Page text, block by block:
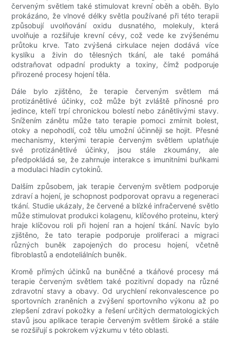
červeným světlem také stimulovat krevní oběh a oběh. Bylo
prokázáno, že vlnové délky světla používané při této terapii
způsobují uvolňování oxidu dusnatého, molekuly, která
uvolňuje a rozšiřuje krevní cévy, což vede ke zvýšenému
průtoku krve. Tato zvýšená cirkulace nejen dodává více
kyslíku a živin do tělesných tkání, ale také pomáhá
odstraňovat odpadní produkty a toxiny, čímž podporuje
přirozené procesy hojení těla.
Dále bylo zjištěno, že terapie červeným světlem má
protizánětlivé účinky, což může být zvláště přínosné pro
jedince, kteří trpí chronickou bolestí nebo zánětlivými stavy.
Snížením zánětu může tato terapie pomoci zmírnit bolest,
otoky a nepohodlí, což tělu umožní účinněji se hojit. Přesné
mechanismy, kterými terapie červeným světlem uplatňuje
své protizánětlivé účinky, jsou stále zkoumány, ale
předpokládá se, že zahrnuje interakce s imunitními buňkami
a modulaci hladin cytokinů.
Dalším způsobem, jak terapie červeným světlem podporuje
zdraví a hojení, je schopnost podporovat opravu a regeneraci
tkání. Studie ukázaly, že červené a blízké infračervené světlo
může stimulovat produkci kolagenu, klíčového proteinu, který
hraje klíčovou roli při hojení ran a hojení tkání. Navíc bylo
zjištěno, že tato terapie podporuje proliferaci a migraci
různých buněk zapojených do procesu hojení, včetně
fibroblastů a endoteliálních buněk.
Kromě přímých účinků na buněčné a tkáňové procesy má
terapie červeným světlem také pozitivní dopady na různé
zdravotní stavy a obavy. Od urychlení rekonvalescence po
sportovních zraněních a zvýšení sportovního výkonu až po
zlepšení zdraví pokožky a řešení určitých dermatologických
stavů jsou aplikace terapie červeným světlem široké a stále
se rozšiřují s pokrokem výzkumu v této oblasti.